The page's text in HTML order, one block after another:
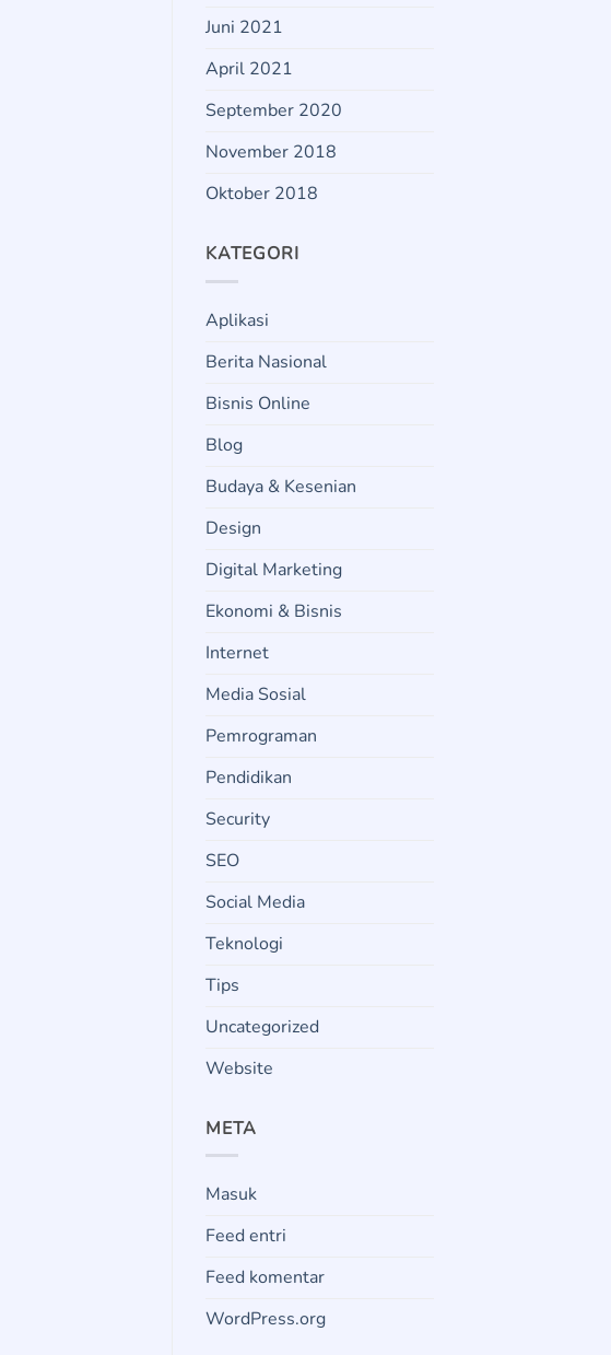
Juni 2021
April 2021
September 2020
November 2018
Oktober 2018
KATEGORI
Aplikasi
Berita Nasional
Bisnis Online
Blog
Budaya & Kesenian
Design
Digital Marketing
Ekonomi & Bisnis
Internet
Media Sosial
Pemrograman
Pendidikan
Security
SEO
Social Media
Teknologi
Tips
Uncategorized
Website
META
Masuk
Feed entri
Feed komentar
WordPress.org